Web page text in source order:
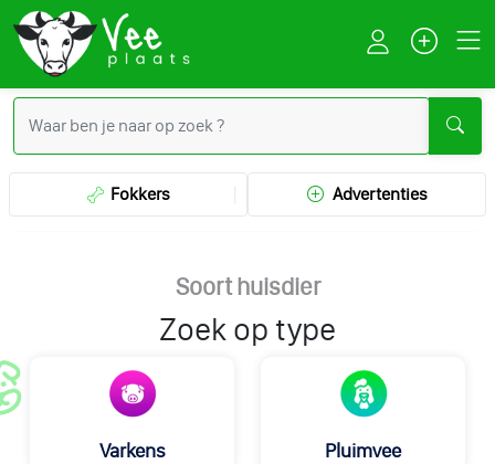
Fokkers Advertenties
Soort huisdier
Zoek op type
Varkens Pluimvee